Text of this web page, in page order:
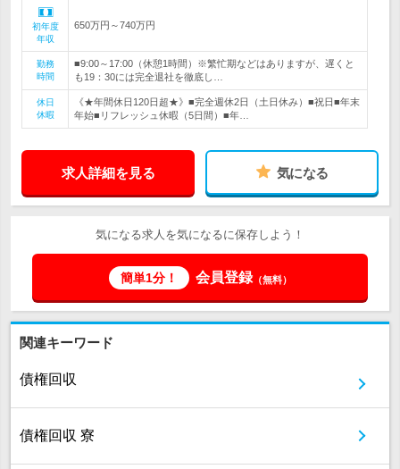
初年度
年収
650万円～740万円
勤務
時間
■9:00～17:00（休憩1時間）※繁忙期などはありますが、遅くと
も19：30には完全退社を徹底し…
休日
休暇
《★年間休日120日超★》■完全週休2日（土日休み）■祝日■年末
年始■リフレッシュ休暇（5日間）■年…
求人詳細を見る 気になる
気になる求人を気になるに保存しよう！
簡単1分！ 会員登録（無料）
関連キーワード
債権回収
債権回収 寮